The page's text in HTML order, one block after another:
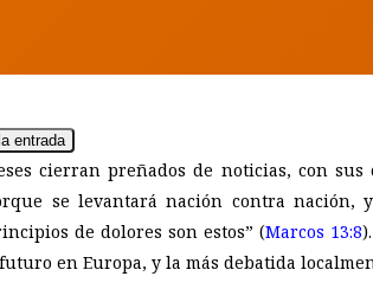
to close
entrada
cierran preñados de noticias, con
se levantará nación contra
de dolores son estos” (Marcos 13:8
en Europa, y la más debatida